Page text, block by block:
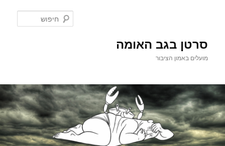
סרטן בגב האומה
מועלים באמון הציבור